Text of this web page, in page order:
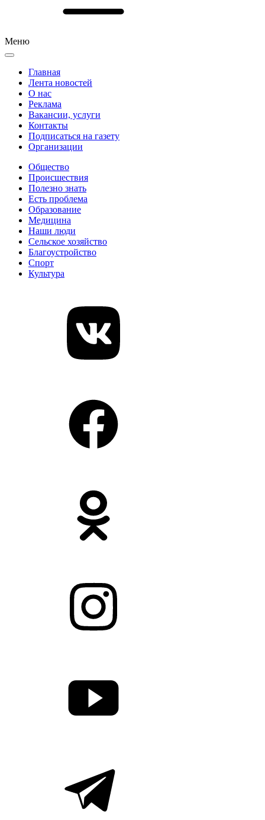
Меню
Главная
Лента новостей
О нас
Реклама
Вакансии, услуги
Контакты
Подписаться на газету
Организации
Общество
Происшествия
Полезно знать
Есть проблема
Образование
Медицина
Наши люди
Сельское хозяйство
Благоустройство
Спорт
Культура